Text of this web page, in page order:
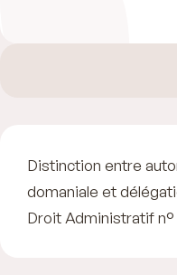
Distinction entre
domaniale et
Droit Administratif n°